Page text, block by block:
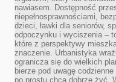
nawiasem. Dostępność
niepełnosprawnościami,
dzieci, ławki dla seniorów,
odpoczynku i wyciszenia –
które z perspektywy
znaczenie. Urbanistyka
ogranicza się do wielkich
bierze pod uwagę
po prostu chcą dobrze żyć.